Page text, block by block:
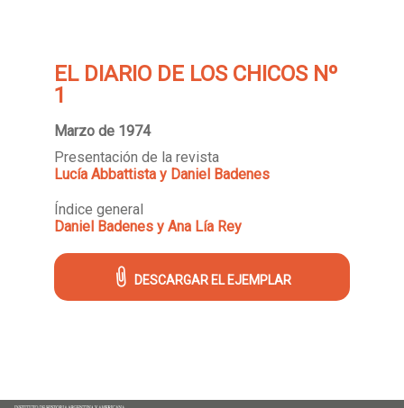
EL DIARIO DE LOS CHICOS Nº
1
Marzo de 1974
Presentación de la revista
Lucía Abbattista y Daniel Badenes
Índice general
Daniel Badenes y Ana Lía Rey
DESCARGAR EL EJEMPLAR